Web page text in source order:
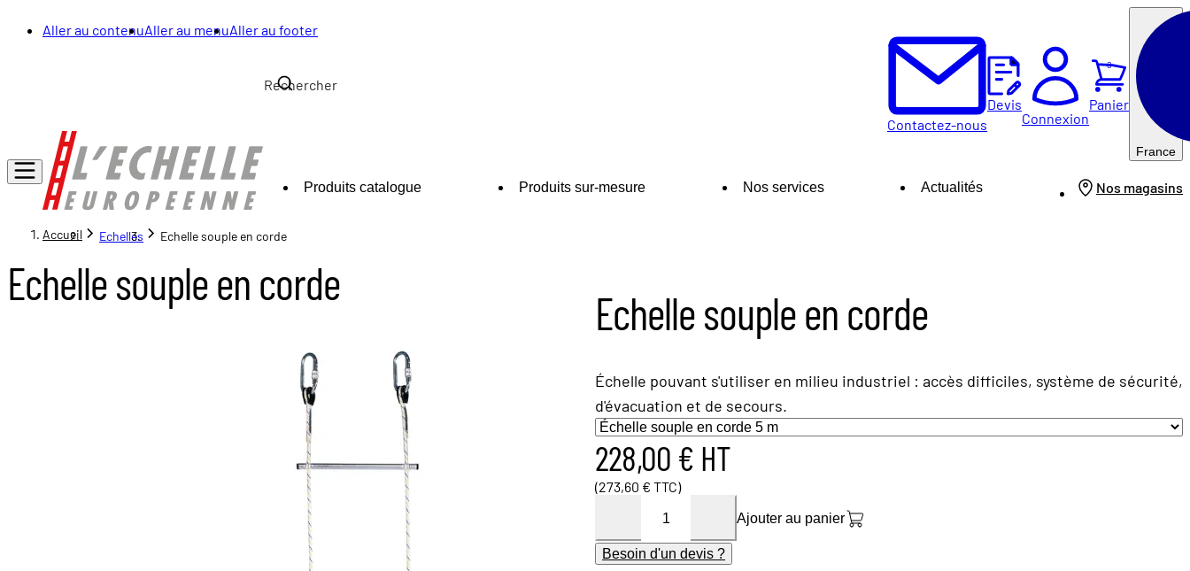
Aller au contenuAller au menuAller au footer
Contactez-nous
Devis
Connexion
Panier
0
France
Produits catalogue Produits sur-mesure Nos services Actualités Nos magasins
Accueil Echelles Echelle souple en corde
Echelle souple en corde
Echelle souple en corde
Échelle pouvant s'utiliser en milieu industriel : accès difficiles, système de sécurité,
d'évacuation et de secours.
228,00 € HT
(273,60 € TTC)
Ajouter au panier
Besoin d'un devis ?